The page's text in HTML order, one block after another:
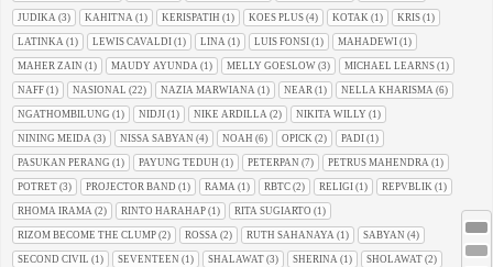
JUDIKA (3) KAHITNA (1) KERISPATIH (1) KOES PLUS (4) KOTAK (1) KRIS (1)
LATINKA (1) LEWIS CAVALDI (1) LINA (1) LUIS FONSI (1) MAHADEWI (1)
MAHER ZAIN (1) MAUDY AYUNDA (1) MELLY GOESLOW (3) MICHAEL LEARNS (1)
NAFF (1) NASIONAL (22) NAZIA MARWIANA (1) NEAR (1) NELLA KHARISMA (6)
NGATHOMBILUNG (1) NIDJI (1) NIKE ARDILLA (2) NIKITA WILLY (1)
NINING MEIDA (3) NISSA SABYAN (4) NOAH (6) OPICK (2) PADI (1)
PASUKAN PERANG (1) PAYUNG TEDUH (1) PETERPAN (7) PETRUS MAHENDRA (1)
POTRET (3) PROJECTOR BAND (1) RAMA (1) RBTC (2) RELIGI (1) REPVBLIK (1)
RHOMA IRAMA (2) RINTO HARAHAP (1) RITA SUGIARTO (1)
RIZOM BECOME THE CLUMP (2) ROSSA (2) RUTH SAHANAYA (1) SABYAN (4)
SECOND CIVIL (1) SEVENTEEN (1) SHALAWAT (3) SHERINA (1) SHOLAWAT (2)